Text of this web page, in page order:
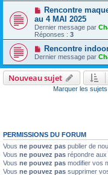
Rencontre
au 4 MAI 2025
Dernier message par
Réponses : 3
Rencontre
Dernier message par
Nouveau sujet
Marquer les
PERMISSIONS DU FORUM
Vous ne pouvez pas publier de
Vous ne pouvez pas répondre
Vous ne pouvez pas modifier vos
Vous ne pouvez pas supprimer